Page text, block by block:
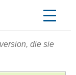
die sie